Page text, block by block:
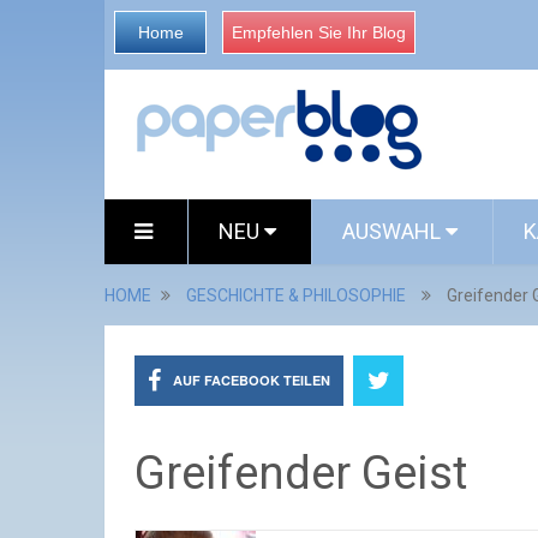
Home Empfehlen Sie Ihr Blog
NEU AUSWAHL
HOME GESCHICHTE & PHILOSOPHIE Greifender
AUF FACEBOOK TEILEN
Greifender Geist